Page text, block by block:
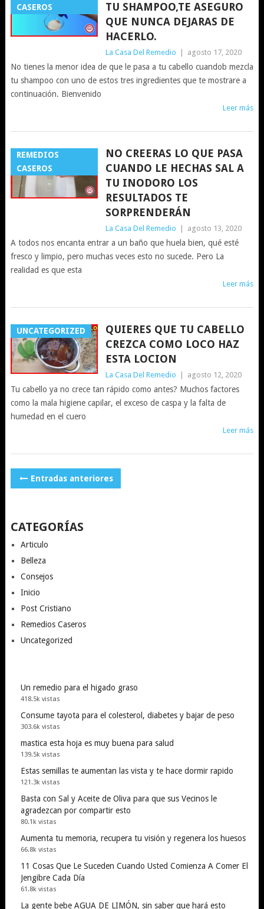
CASEROS
TU SHAMPOO,TE ASEGURO
QUE NUNCA DEJARAS DE
HACERLO.
La Casa Del Remedio agosto 17, 2020
No tienes la menor idea de que le pasa a tu cabello cuandob mezcla
tu shampoo con uno de estos tres ingredientes que te mostrare a
continuación. Bienvenido
Leer más
REMEDIOS
CASEROS
NO CREERAS LO QUE PASA
CUANDO LE HECHAS SAL A
TU INODORO LOS
RESULTADOS TE
SORPRENDERÁN
La Casa Del Remedio agosto 13, 2020
A todos nos encanta entrar a un baño que huela bien, qué esté
fresco y limpio, pero muchas veces esto no sucede. Pero La
realidad es que esta
Leer más
UNCATEGORIZED
QUIERES QUE TU CABELLO
CREZCA COMO LOCO HAZ
ESTA LOCION
La Casa Del Remedio agosto 12, 2020
Tu cabello ya no crece tan rápido como antes? Muchos factores
como la mala higiene capilar, el exceso de caspa y la falta de
humedad en el cuero
Leer más
NAVEGACIÓN
Entradas anteriores
CATEGORÍAS
Articulo
Belleza
Consejos
Inicio
Post Cristiano
Remedios Caseros
Uncategorized
Un remedio para el higado graso
418.5k vistas
Consume tayota para el colesterol, diabetes y bajar de peso
303.6k vistas
mastica esta hoja es muy buena para salud
139.5k vistas
Estas semillas te aumentan las vista y te hace dormir rapido
121.3k vistas
Basta con Sal y Aceite de Oliva para que sus Vecinos le
agradezcan por compartir esto
80.1k vistas
Aumenta tu memoria, recupera tu visión y regenera los huesos
66.8k vistas
11 Cosas Que Le Suceden Cuando Usted Comienza A Comer El
Jengibre Cada Día
61.8k vistas
La gente bebe AGUA DE LIMÓN, sin saber que hará esto